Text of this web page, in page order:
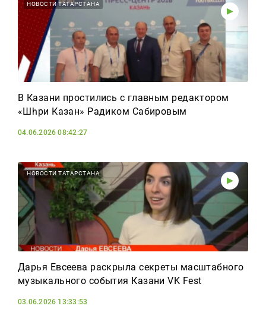
НОВОСТИ ТАТАРСТАНА
В Казани простились с главным редактором
«Шәһри Казан» Радиком Сабировым
04.06.2026 08:42:27
НОВОСТИ ТАТАРСТАНА
Дарья Евсеева раскрыла секреты масштабного
музыкального события Казани VK Fest
03.06.2026 13:33:53